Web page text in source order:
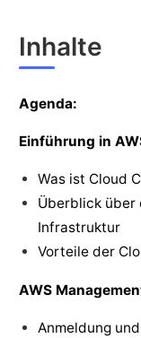
Inhalte
Agenda:
Einführung in
Was ist Cloud
Überblick über
Infrastruktur
Vorteile der
AWS
Anmeldung